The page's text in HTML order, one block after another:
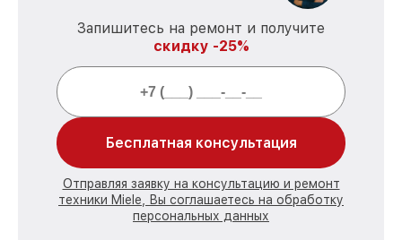
Запишитесь на ремонт и получите
скидку -25%
Бесплатная консультация
Отправляя заявку на консультацию и ремонт
техники Miele, Вы соглашаетесь на обработку
персональных данных